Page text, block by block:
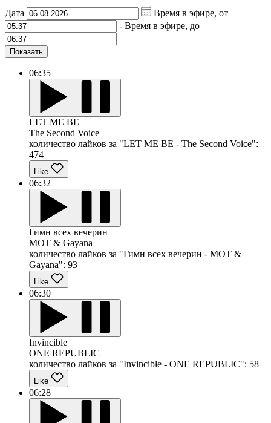
Дата
Время в эфире, от
- Время в эфире, до
Показать
06:35
LET ME BE
The Second Voice
количество лайков за "LET ME BE - The Second Voice":
474
Like
06:32
Гимн всех вечерин
MOT & Gayana
количество лайков за "Гимн всех вечерин - MOT &
Gayana": 93
Like
06:30
Invincible
ONE REPUBLIC
количество лайков за "Invincible - ONE REPUBLIC": 58
Like
06:28